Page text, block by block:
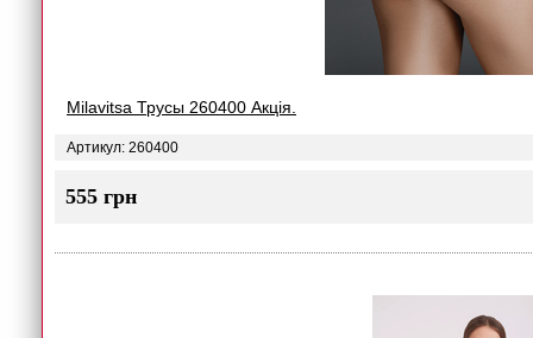
Milavitsa Трусы 260400 Акція.
Артикул: 260400
555 грн